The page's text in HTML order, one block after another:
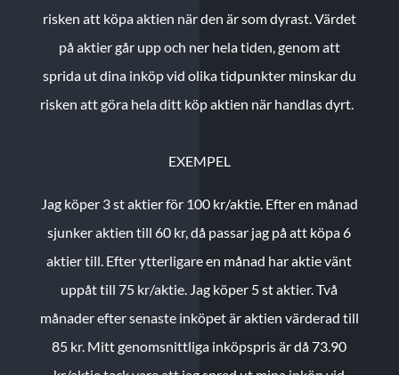
risken att köpa aktien när den är som dyrast. Värdet
på aktier går upp och ner hela tiden, genom att
sprida ut dina inköp vid olika tidpunkter minskar du
risken att göra hela ditt köp aktien när handlas dyrt.
EXEMPEL
Jag köper 3 st aktier för 100 kr/aktie. Efter en månad
sjunker aktien till 60 kr, då passar jag på att köpa 6
aktier till. Efter ytterligare en månad har aktie vänt
uppåt till 75 kr/aktie. Jag köper 5 st aktier.Två
månader efter senaste inköpet är aktien värderad till
85 kr. Mitt genomsnittliga inköpspris är då 73.90